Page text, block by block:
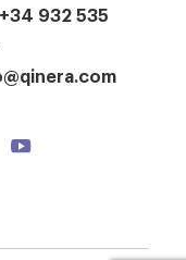
932 535